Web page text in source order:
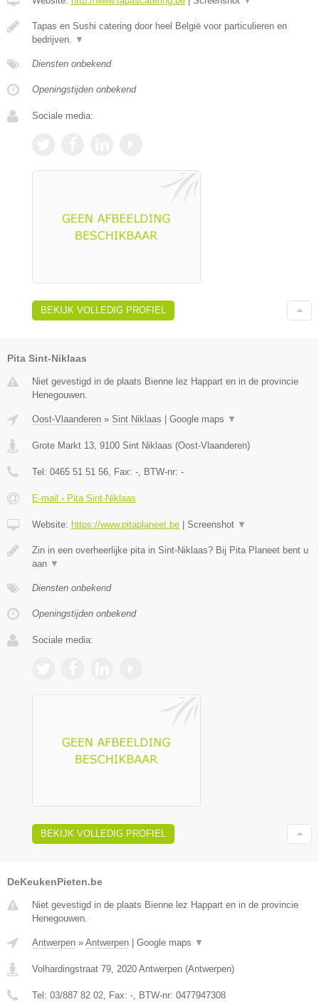
Tapas en Sushi catering door heel België voor particulieren en
bedrijven.
▼
Diensten onbekend
Openingstijden onbekend
Sociale media:
BEKIJK VOLLEDIG PROFIEL
Pita Sint-Niklaas
Niet gevestigd in de plaats Bienne lez Happart en in de provincie
Henegouwen.
Oost-Vlaanderen » Sint Niklaas | Google maps ▼
Grote Markt 13 9100 Sint Niklaas (Oost-Vlaanderen)
Tel: 0465 51 51 56 , Fax: - , BTW-nr: -
E-mail › Pita Sint-Niklaas
Website: https://www.pitaplaneet.be | Screenshot ▼
Zin in een overheerlijke pita in Sint-Niklaas? Bij Pita Planeet bent u
aan ▼
Diensten onbekend
Openingstijden onbekend
Sociale media:
BEKIJK VOLLEDIG PROFIEL
DeKeukenPieten.be
Niet gevestigd in de plaats Bienne lez Happart en in de provincie
Henegouwen.
Antwerpen » Antwerpen Google maps ▼
Volhardingstraat 79, 2020 Antwerpen (Antwerpen)
Tel: 03/887 82 02, Fax: -, BTW-nr: 0477947308